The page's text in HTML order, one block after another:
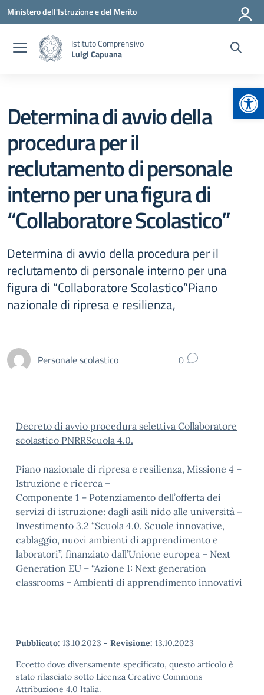
Vai ai contenuti
Vai al menu di navigazione
Vai al footer
Ministero dell'Istruzione e del Merito
Istituto Comprensivo
Luigi Capuana
Determina di avvio della
procedura per il
reclutamento di personale
interno per una figura di
“Collaboratore Scolastico”
Determina di avvio della procedura per il
reclutamento di personale interno per una
figura di “Collaboratore Scolastico”Piano
nazionale di ripresa e resilienza,
Personale scolastico 0
Decreto di avvio procedura selettiva Collaboratore
scolastico PNRRScuola 4.0.
Piano nazionale di ripresa e resilienza, Missione 4 –
Istruzione e ricerca –
Componente 1 – Potenziamento dell’offerta dei
servizi di istruzione: dagli asili nido alle università –
Investimento 3.2 “Scuola 4.0. Scuole innovative,
cablaggio, nuovi ambienti di apprendimento e
laboratori”, finanziato dall’Unione europea – Next
Generation EU – “Azione 1: Next generation
classrooms – Ambienti di apprendimento innovativi
Pubblicato: 13.10.2023 - Revisione: 13.10.2023
Eccetto dove diversamente specificato, questo articolo è
stato rilasciato sotto Licenza Creative Commons
Attribuzione 4.0 Italia.